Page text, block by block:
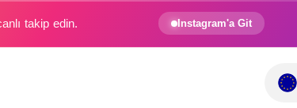
Instagram'a Git